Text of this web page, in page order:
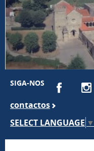
SIGA-NOS
contactos
SELECT LANGUAGE ▼